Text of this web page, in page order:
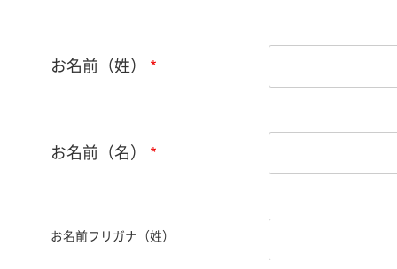
お名前（姓）
お名前（名）
お名前フリガナ（姓）